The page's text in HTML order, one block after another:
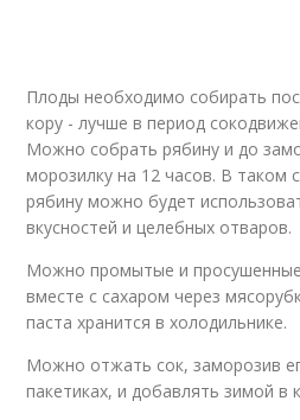
Плоды необходимо собирать
кору - лучше в период
Можно собрать рябину и до
морозилку на 12 часов. В таком
рябину можно будет
вкусностей и целебных отваров.
Можно промытые и
вместе с сахаром через
паста хранится в холодильнике.
Можно отжать сок, заморозив
пакетиках, и добавлять зимой в